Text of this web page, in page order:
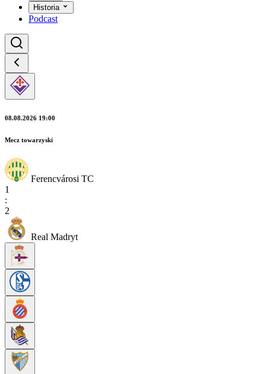
Historia
Podcast
08.08.2026 19:00
Mecz towarzyski
Ferencvárosi TC
1
:
2
Real Madryt